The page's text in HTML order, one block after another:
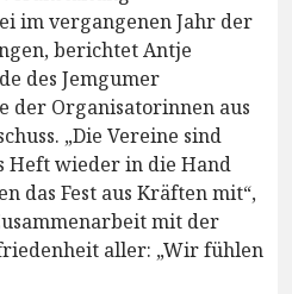
im vergangenen Jahr der
berichtet Antje
des Jemgumer
der Organisatorinnen aus
„Die Vereine sind
Heft wieder in die Hand
das Fest aus Kräften mit“,
mit der
aller: „Wir fühlen